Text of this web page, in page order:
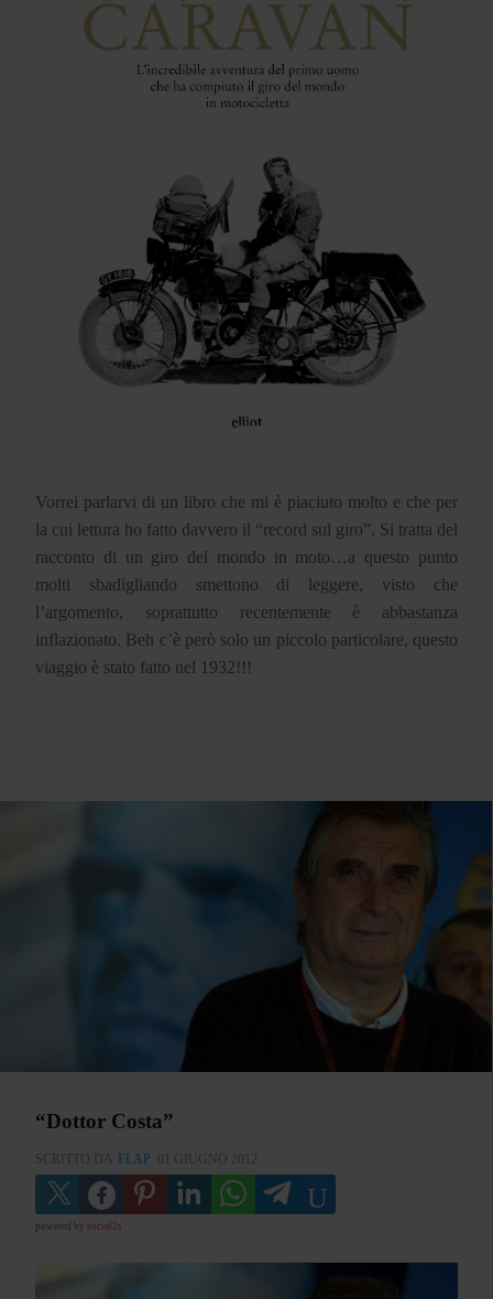
Vorrei parlarvi di un libro che mi è piaciuto molto e che per
la cui lettura ho fatto davvero il “record sul giro”. Si tratta del
racconto di un giro del mondo in moto…a questo punto
molti sbadigliando smettono di leggere, visto che
l’argomento, soprattutto recentemente è abbastanza
inflazionato. Beh c’è però solo un piccolo particolare, questo
viaggio è stato fatto nel 1932!!!
“Dottor Costa”
SCRITTO DA FLAP 01 GIUGNO 2012
powered by social2s